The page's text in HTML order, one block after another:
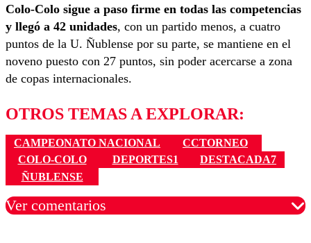
Colo-Colo sigue a paso firme en todas las competencias
y llegó a 42 unidades, con un partido menos, a cuatro
puntos de la U. Ñublense por su parte, se mantiene en el
noveno puesto con 27 puntos, sin poder acercarse a zona
de copas internacionales.
OTROS TEMAS A EXPLORAR:
CAMPEONATO NACIONAL
CCTORNEO
COLO-COLO
DEPORTES1
DESTACADA7
ÑUBLENSE
Ver comentarios